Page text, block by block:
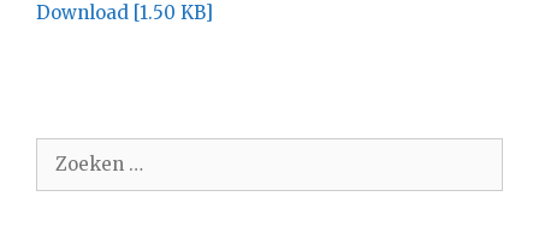
Download [1.50 KB]
naar: